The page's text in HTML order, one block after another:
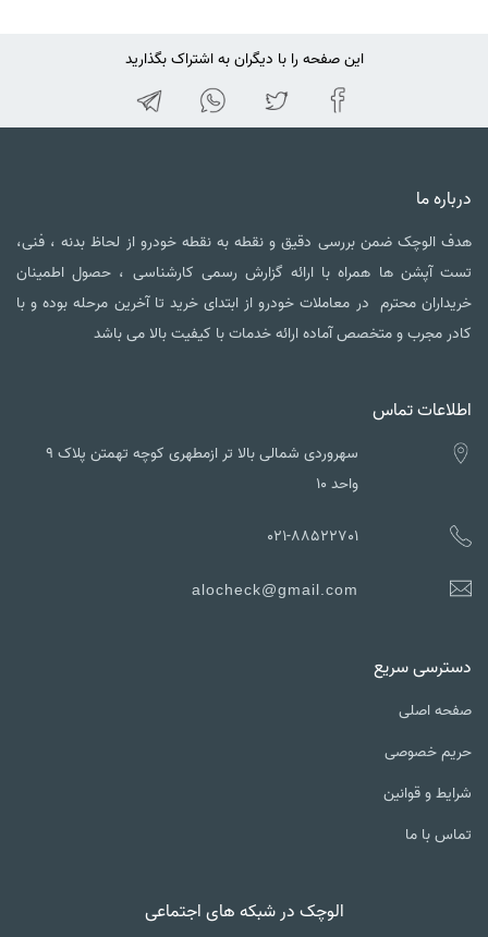
این صفحه را با دیگران به اشتراک بگذارید
درباره ما
هدف الوچک ضمن بررسی دقیق و نقطه به نقطه خودرو از لحاظ بدنه ، فنی،
تست آپشن ها همراه با ارائه گزارش رسمی کارشناسی ، حصول اطمینان
خریداران محترم در معاملات خودرو از ابتدای خرید تا آخرین مرحله بوده و با
کادر مجرب و متخصص آماده ارائه خدمات با کیفیت بالا می باشد
اطلاعات تماس
سهروردی شمالی بالا تر ازمطهری کوچه تهمتن پلاک ۹
واحد ۱۰
021-88522701
alocheck@gmail.com
دسترسی سریع
صفحه اصلی
حریم خصوصی
شرایط و قوانین
تماس با ما
الوچک در شبکه های اجتماعی